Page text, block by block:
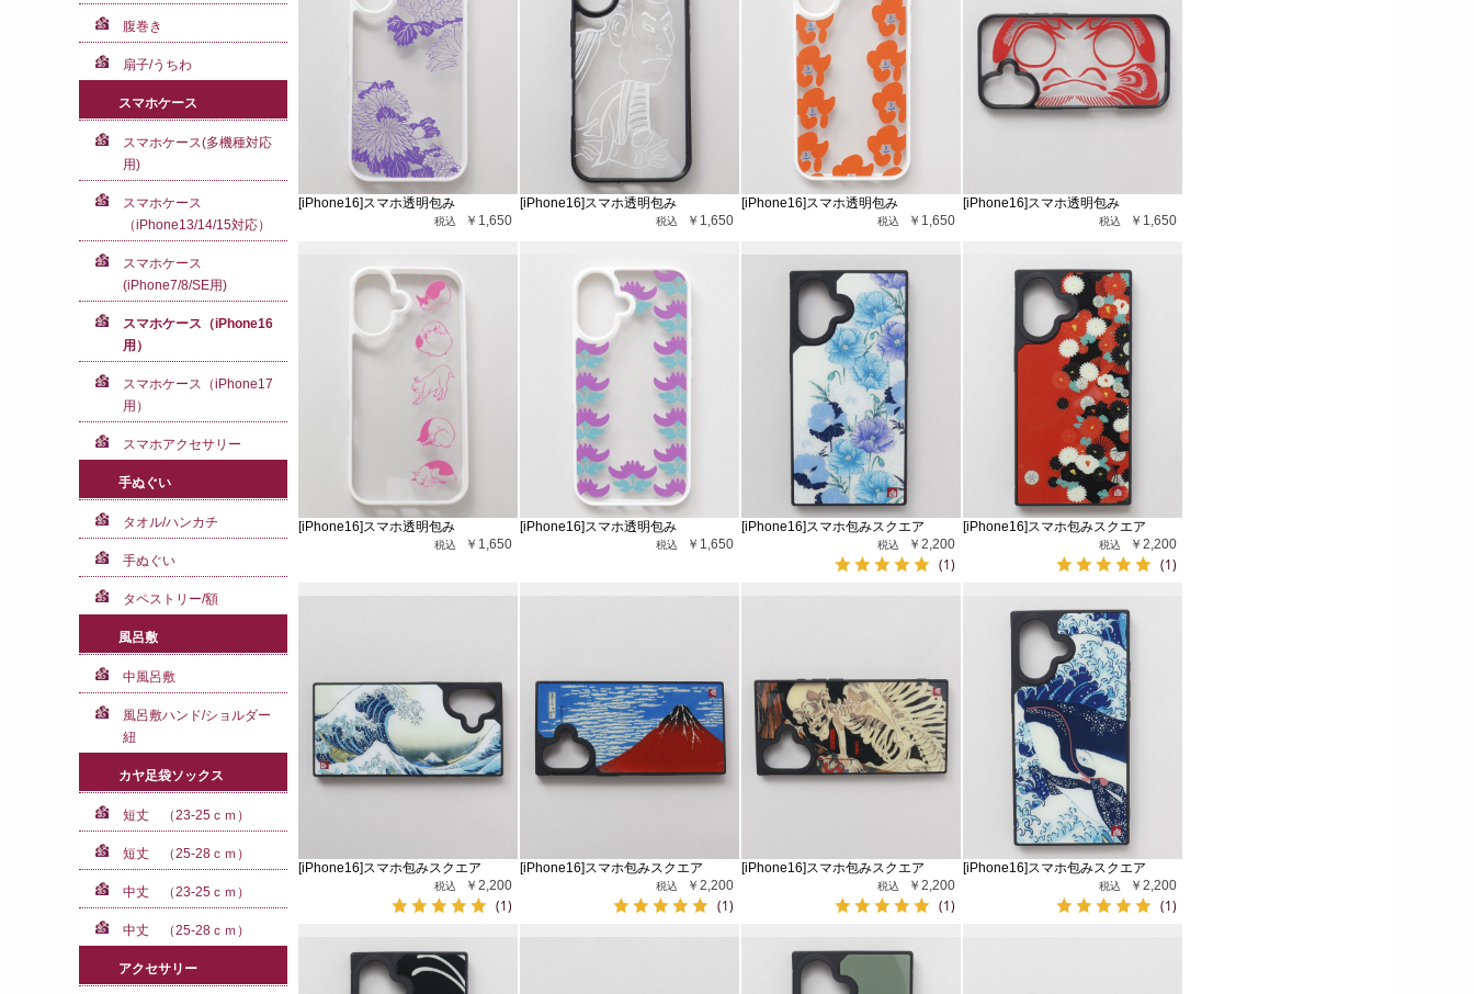
[iPhone16]スマホ透明包み
￥1,650
[iPhone16]スマホ透明包み
￥1,650
[iPhone16]スマホ透明包み
￥1,650
[iPhone16]スマホ透明包み
￥1,650
[iPhone16]スマホ透明包み
￥1,650
[iPhone16]スマホ透明包み
￥1,650
[iPhone16]スマホ包みスクエア
￥2,200
(1)
[iPhone16]スマホ包みスクエア
￥2,200
(1)
[iPhone16]スマホ包みスクエア
￥2,200
(1)
[iPhone16]スマホ包みスクエア
￥2,200
(1)
[iPhone16]スマホ包みスクエア
￥2,200
(1)
[iPhone16]スマホ包みスクエア
￥2,200
(1)
腹巻き
扇子/うちわ
スマホケース
スマホケース(多機種対応
用)
スマホケース
（iPhone13/14/15対応）
スマホケース
(iPhone7/8/SE用)
スマホケース（iPhone16
用）
スマホケース（iPhone17
用）
スマホアクセサリー
手ぬぐい
タオル/ハンカチ
手ぬぐい
タペストリー/額
風呂敷
中風呂敷
風呂敷ハンド/ショルダー
紐
カヤ足袋ソックス
短丈 （23-25ｃｍ）
短丈 （25-28ｃｍ）
中丈 （23-25ｃｍ）
中丈 （25-28ｃｍ）
アクセサリー